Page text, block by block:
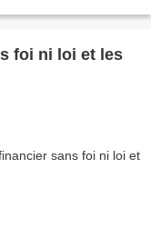
foi ni loi et les